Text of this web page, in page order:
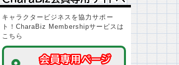
キャラクタービジネスを協力サポー
ト！CharaBiz Membershipサービスは
こちら
会員専用ページ
会員専用ページ